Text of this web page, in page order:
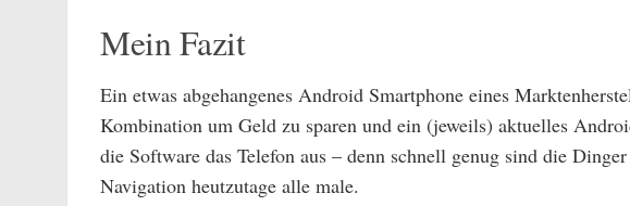
Mein Fazit
Ein etwas abgehangenes Android Smartphone eines
Kombination um Geld zu sparen und ein (jeweils) aktuelles
die Software das Telefon aus – denn schnell genug sind die
Navigation heutzutage alle male.